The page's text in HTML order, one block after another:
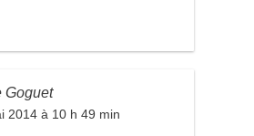
Goguet
2014 à 10 h 49 min